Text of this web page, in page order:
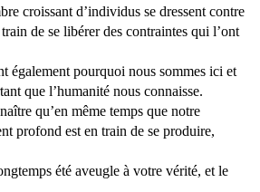
croissant d’individus se dressent contre
de se libérer des contraintes qui l’ont
également pourquoi nous sommes ici et
que l’humanité nous connaisse.
qu’en même temps que notre
profond est en train de se produire,
été aveugle à votre vérité, et le